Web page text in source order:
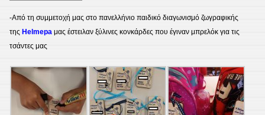
-Από τη συμμετοχή μας στο πανελλήνιο παιδικό διαγωνισμό ζωγραφικής
της Helmepa μας έστειλαν ξύλινες κονκάρδες που έγιναν μπρελόκ για τις
τσάντες μας